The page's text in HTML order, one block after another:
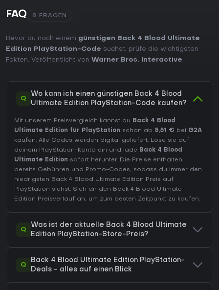
FAQ 8 FRAGEN
Bevor du nach einem günstigen Back 4 Blood Ultimate
Edition PlayStation-Code suchst, prüfe die wichtigsten
Fakten. Veröffentlicht von Warner Bros. Interactive.
Q
Wo kann ich einen günstigen Back 4 Blood
Ultimate Edition PlayStation-Code kaufen?
Mit unserem Preisvergleich kannst du Back 4 Blood
Ultimate Edition für PlayStation schon ab 5,51 € bei G2A
kaufen. Alle Codes werden digital geliefert. Löse sie auf
deinem PlayStation-Konto ein und lade Back 4 Blood
Ultimate Edition sofort herunter. Die Preise enthalten
bereits Gebühren und Promo-Codes, sodass du immer den
niedrigsten Back 4 Blood Ultimate Edition Preis auf
PlayStation siehst. Sieh dir den Back 4 Blood Ultimate
Edition Preisverlauf an, um zum besten Zeitpunkt zu kaufen.
Q
Was ist der aktuelle Back 4 Blood Ultimate
Edition PlayStation-Store-Preis?
Q
Back 4 Blood Ultimate Edition PlayStation-
Deals - alles auf einen Blick